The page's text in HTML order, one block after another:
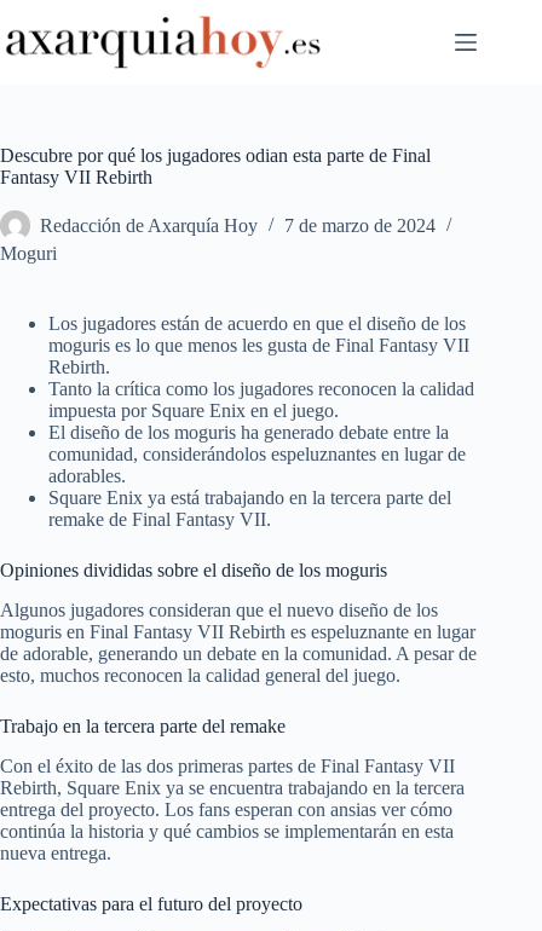
al
contenido
Descubre por qué los jugadores odian esta parte de Final
Fantasy VII Rebirth
Redacción de Axarquía Hoy
7 de marzo de 2024
Moguri
Los jugadores están de acuerdo en que el diseño de los
moguris es lo que menos les gusta de Final Fantasy VII
Rebirth.
Tanto la crítica como los jugadores reconocen la calidad
impuesta por Square Enix en el juego.
El diseño de los moguris ha generado debate entre la
comunidad, considerándolos espeluznantes en lugar de
adorables.
Square Enix ya está trabajando en la tercera parte del
remake de Final Fantasy VII.
Opiniones divididas sobre el diseño de los moguris
Algunos jugadores consideran que el nuevo diseño de los
moguris en Final Fantasy VII Rebirth es espeluznante en lugar
de adorable, generando un debate en la comunidad. A pesar de
esto, muchos reconocen la calidad general del juego.
Trabajo en la tercera parte del remake
Con el éxito de las dos primeras partes de Final Fantasy VII
Rebirth, Square Enix ya se encuentra trabajando en la tercera
entrega del proyecto. Los fans esperan con ansias ver cómo
continúa la historia y qué cambios se implementarán en esta
nueva entrega.
Expectativas para el futuro del proyecto